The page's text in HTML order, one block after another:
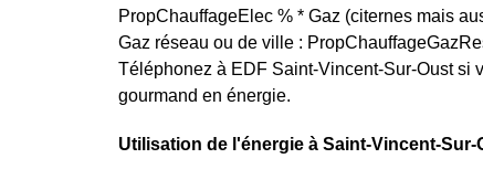
PropChauffageElec % * Gaz (citernes mais
Gaz réseau ou de ville :
Téléphonez à EDF Saint-Vincent-Sur-Oust si
gourmand en énergie.
Utilisation de l'énergie à Saint-Vincent-Sur-